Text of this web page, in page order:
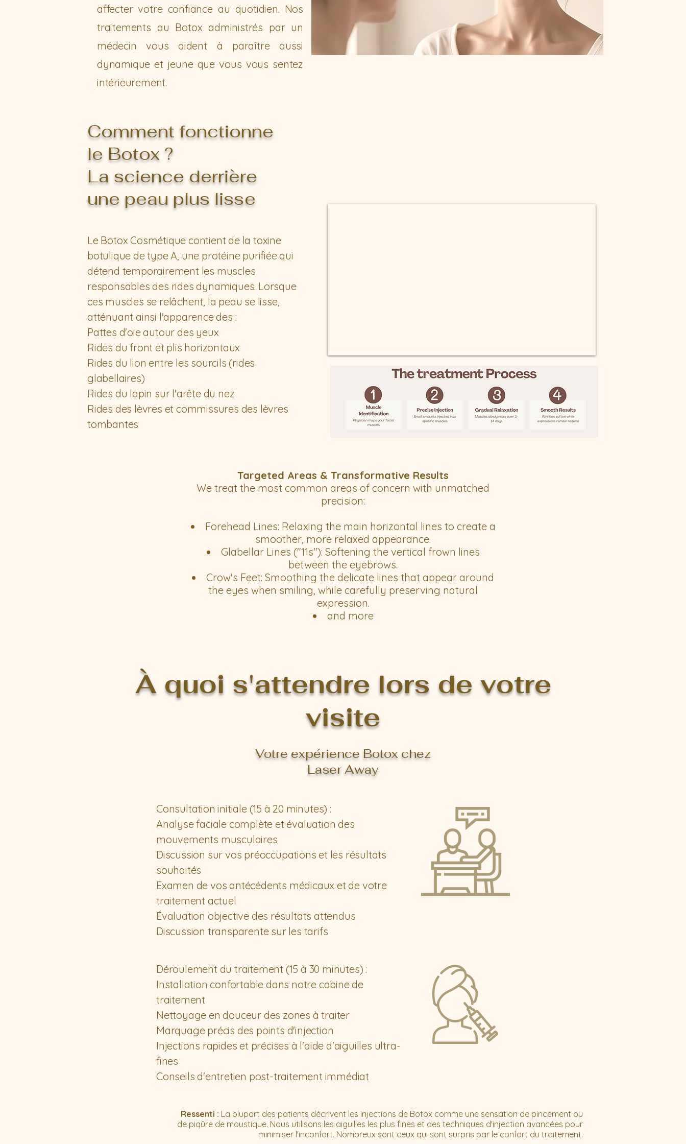
affecter votre confiance au quotidien. Nos
traitements au Botox administrés par un
médecin vous aident à paraître aussi
dynamique et jeune que vous vous sentez
intérieurement.
Comment fonctionne
le Botox ?
La science derrière
une peau plus lisse
Le Botox Cosmétique contient de la toxine
botulique de type A, une protéine purifiée qui
détend temporairement les muscles
responsables des rides dynamiques. Lorsque
ces muscles se relâchent, la peau se lisse,
atténuant ainsi l'apparence des :
Pattes d'oie autour des yeux
Rides du front et plis horizontaux
Rides du lion entre les sourcils (rides
glabellaires)
Rides du lapin sur l'arête du nez
Rides des lèvres et commissures des lèvres
tombantes
Targeted Areas & Transformative Results
We treat the most common areas of concern with unmatched
precision:
Forehead Lines: Relaxing the main horizontal lines to create a
smoother, more relaxed appearance.
Glabellar Lines ("11s"): Softening the vertical frown lines
between the eyebrows.
Crow's Feet: Smoothing the delicate lines that appear around
the eyes when smiling, while carefully preserving natural
expression.
and more
À quoi s'attendre lors de votre
visite
Votre expérience Botox chez
Laser Away
Consultation initiale (15 à 20 minutes) :
Analyse faciale complète et évaluation des
mouvements musculaires
Discussion sur vos préoccupations et les résultats
souhaités
Examen de vos antécédents médicaux et de votre
traitement actuel
Évaluation objective des résultats attendus
Discussion transparente sur les tarifs
Déroulement du traitement (15 à 30 minutes) :
Installation confortable dans notre cabine de
traitement
Nettoyage en douceur des zones à traiter
Marquage précis des points d'injection
Injections rapides et précises à l'aide d'aiguilles ultra-
fines
Conseils d'entretien post-traitement immédiat
Ressenti : La plupart des patients décrivent les injections de Botox comme une sensation de pincement ou
de piqûre de moustique. Nous utilisons les aiguilles les plus fines et des techniques d'injection avancées pour
minimiser l'inconfort. Nombreux sont ceux qui sont surpris par le confort du traitement.